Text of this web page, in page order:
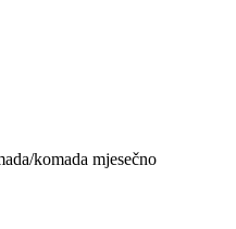
komada mjesečno